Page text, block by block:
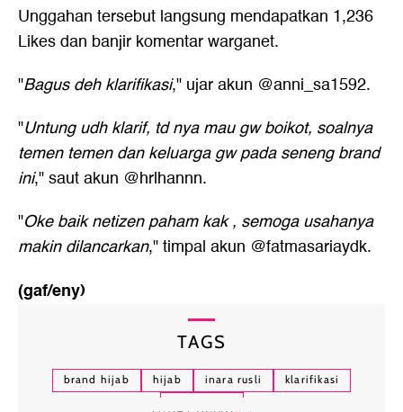
Unggahan tersebut langsung mendapatkan 1,236
Likes dan banjir komentar warganet.
"Bagus deh klarifikasi," ujar akun @anni_sa1592.
"Untung udh klarif, td nya mau gw boikot, soalnya
temen temen dan keluarga gw pada seneng brand
ini," saut akun @hrlhannn.
"Oke baik netizen paham kak , semoga usahanya
makin dilancarkan," timpal akun @fatmasariaydk.
(gaf/eny)
TAGS
brand hijab hijab inara rusli
klarifikasi